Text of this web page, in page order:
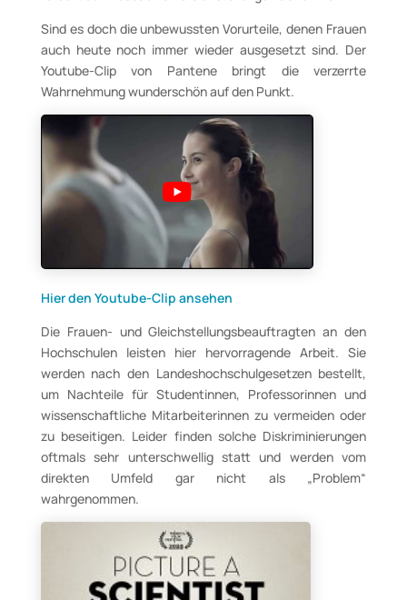
Sind es doch die unbewussten Vorurteile, denen Frauen
auch heute noch immer wieder ausgesetzt sind. Der
Youtube-Clip von Pantene bringt die verzerrte
Wahrnehmung wunderschön auf den Punkt.
Hier den Youtube-Clip ansehen
Die Frauen- und Gleichstellungsbeauftragten an den
Hochschulen leisten hier hervorragende Arbeit. Sie
werden nach den Landeshochschulgesetzen bestellt,
um Nachteile für Studentinnen, Professorinnen und
wissenschaftliche Mitarbeiterinnen zu vermeiden oder
zu beseitigen. Leider finden solche Diskriminierungen
oftmals sehr unterschwellig statt und werden vom
direkten Umfeld gar nicht als „Problem“
wahrgenommen.